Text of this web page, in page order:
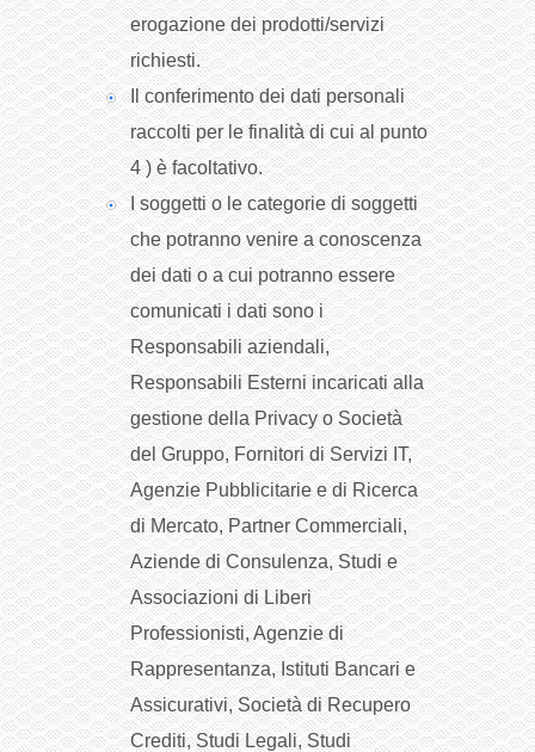
erogazione dei prodotti/servizi
richiesti.
Il conferimento dei dati personali
raccolti per le finalità di cui al punto
4 ) è facoltativo.
I soggetti o le categorie di soggetti
che potranno venire a conoscenza
dei dati o a cui potranno essere
comunicati i dati sono i
Responsabili aziendali,
Responsabili Esterni incaricati alla
gestione della Privacy o Società
del Gruppo, Fornitori di Servizi IT,
Agenzie Pubblicitarie e di Ricerca
di Mercato, Partner Commerciali,
Aziende di Consulenza, Studi e
Associazioni di Liberi
Professionisti, Agenzie di
Rappresentanza, Istituti Bancari e
Assicurativi, Società di Recupero
Crediti, Studi Legali, Studi